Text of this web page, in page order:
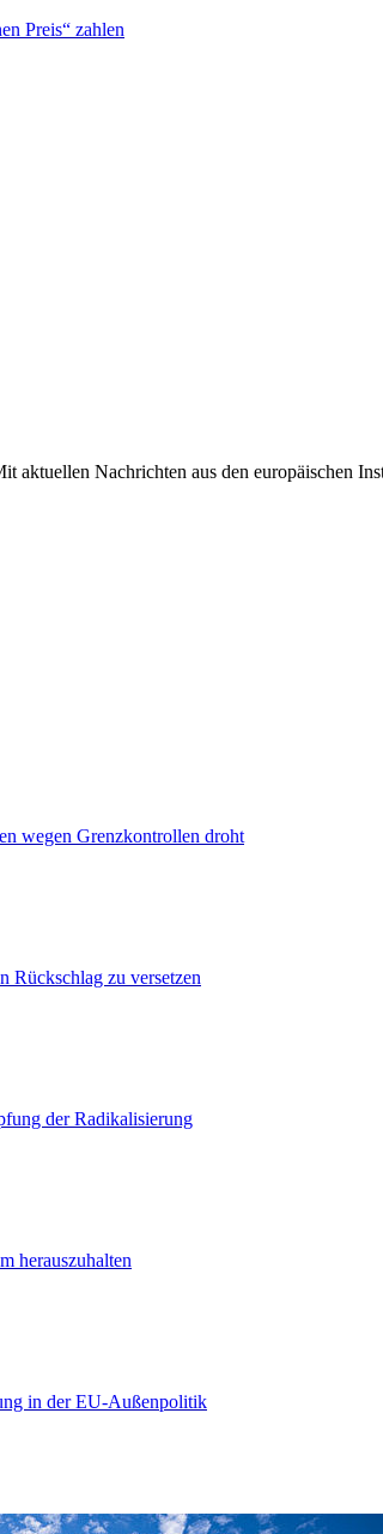
Preis“ zahlen
Nachrichten aus den europäischen
wegen Grenzkontrollen droht
Rückschlag zu versetzen
der Radikalisierung
herauszuhalten
in der EU-Außenpolitik